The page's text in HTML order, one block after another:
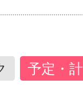
予定・